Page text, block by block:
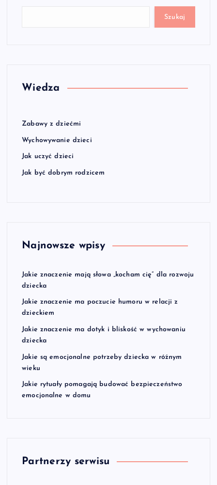
Szukaj
Wiedza
Zabawy z dziećmi
Wychowywanie dzieci
Jak uczyć dzieci
Jak być dobrym rodzicem
Najnowsze wpisy
Jakie znaczenie mają słowa „kocham cię” dla rozwoju
dziecka
Jakie znaczenie ma poczucie humoru w relacji z
dzieckiem
Jakie znaczenie ma dotyk i bliskość w wychowaniu
dziecka
Jakie są emocjonalne potrzeby dziecka w różnym
wieku
Jakie rytuały pomagają budować bezpieczeństwo
emocjonalne w domu
Partnerzy serwisu